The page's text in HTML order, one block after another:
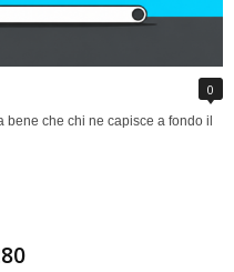
0
bene che chi ne capisce a fondo il